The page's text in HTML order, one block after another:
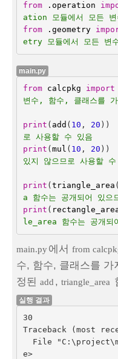
from .operation
ation 모듈에서 모든
from
.geometry
etry 모듈에서 모든 변
main.py
from calcpkg import
변수, 함수, 클래스를 가
print ( add ( 10 , 20 ))
로 사용할 수 있음
print ( mul ( 10 , 20 ))
있지 않으므로 사용할
print ( triangle_area (
a 함수는 공개되어 있으
print (
le_area 함수는 공개되
main.py에서 from
수, 함수, 클래스를 가
정된 add , triangle_area
실행 결과
30
Traceback (most
File
e>